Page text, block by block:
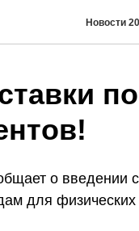
Новости
о введении с
для